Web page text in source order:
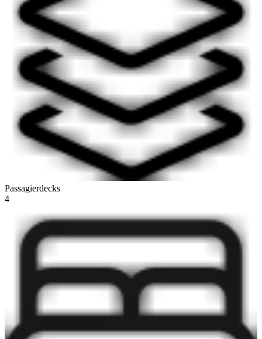
Passagierdecks
4